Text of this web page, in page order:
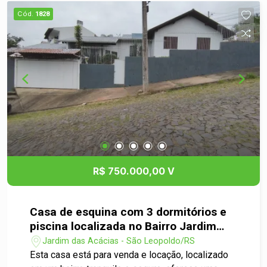
Cód. 1828
R$ 750.000,00 V
Casa de esquina com 3 dormitórios e
piscina localizada no Bairro Jardim
das Acácias em São Leopoldo
Jardim das Acácias - São Leopoldo/RS
Esta casa está para venda e locação, localizado